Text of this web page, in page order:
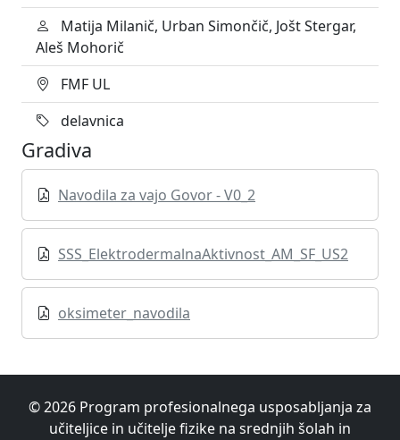
Matija Milanič, Urban Simončič, Jošt Stergar,
Aleš Mohorič
FMF UL
delavnica
Gradiva
Navodila za vajo Govor - V0_2
SSS_ElektrodermalnaAktivnost_AM_SF_US2
oksimeter_navodila
© 2026 Program profesionalnega usposabljanja za
učiteljice in učitelje fizike na srednjih šolah in